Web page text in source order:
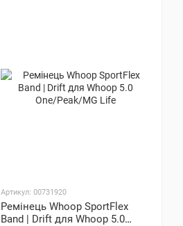
Артикул: 00731920
Ремінець Whoop SportFlex
Band | Drift для Whoop 5.0